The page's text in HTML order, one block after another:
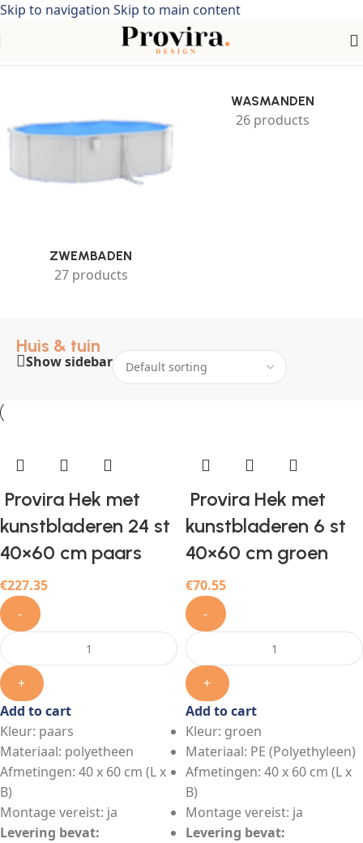
Skip to navigation Skip to main content
ZWEMBADEN
27 products
WASMANDEN
26 products
Huis & tuin
Show sidebar
Provira Hek met
kunstbladeren 24 st
40×60 cm paars
€227.35
-
+
Add to cart
Kleur: paars
Materiaal: polyetheen
Afmetingen: 40 x 60 cm (L x
B)
Montage vereist: ja
Levering bevat:
Provira Hek met
kunstbladeren 6 st
40×60 cm groen
€70.55
-
+
Add to cart
Kleur: groen
Materiaal: PE (Polyethyleen)
Afmetingen: 40 x 60 cm (L x
B)
Montage vereist: ja
Levering bevat: